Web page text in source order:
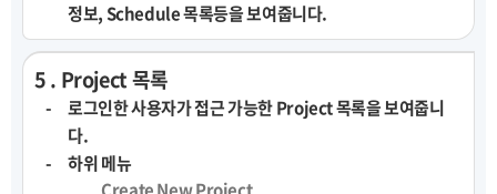
정보, Schedule 목록등을 보여줍니다.
5 . Project 목록
로그인한 사용자가 접근 가능한 Project 목록을 보여줍니
다.
하위 메뉴